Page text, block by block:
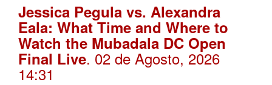
Jessica Pegula vs. Alexandra
Eala: What Time and Where to
Watch the Mubadala DC Open
Final Live. 02 de Agosto, 2026
14:31